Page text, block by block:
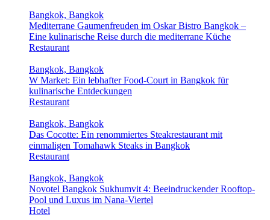
Bangkok, Bangkok
Mediterrane Gaumenfreuden im Oskar Bistro Bangkok –
Eine kulinarische Reise durch die mediterrane Küche
Restaurant
Bangkok, Bangkok
W Market: Ein lebhafter Food-Court in Bangkok für
kulinarische Entdeckungen
Restaurant
Bangkok, Bangkok
Das Cocotte: Ein renommiertes Steakrestaurant mit
einmaligen Tomahawk Steaks in Bangkok
Restaurant
Bangkok, Bangkok
Novotel Bangkok Sukhumvit 4: Beeindruckender Rooftop-
Pool und Luxus im Nana-Viertel
Hotel